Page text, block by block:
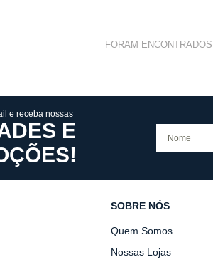
FORAM ENCONTRADOS
e receba nossas
E
SOBRE NÓS
Quem Somos
Nossas Lojas